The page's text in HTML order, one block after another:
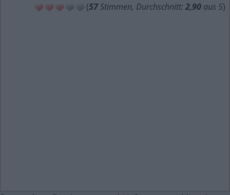
(57Stimmen, Durchschnitt: 2,90 aus 5)